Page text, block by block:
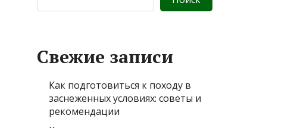
Свежие записи
Как подготовиться к походу в
заснеженных условиях: советы и
рекомендации